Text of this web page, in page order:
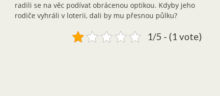
radili se na věc podívat obrácenou optikou. Kdyby jeho
rodiče vyhráli v loterii, dali by mu přesnou půlku?
1/5 - (1 vote)